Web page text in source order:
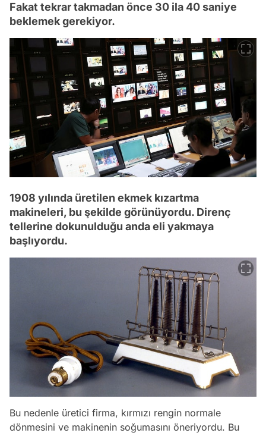
Fakat tekrar takmadan önce 30 ila 40 saniye
beklemek gerekiyor.
1908 yılında üretilen ekmek kızartma
makineleri, bu şekilde görünüyordu. Direnç
tellerine dokunulduğu anda eli yakmaya
başlıyordu.
Bu nedenle üretici firma, kırmızı rengin normale
dönmesini ve makinenin soğumasını öneriyordu. Bu